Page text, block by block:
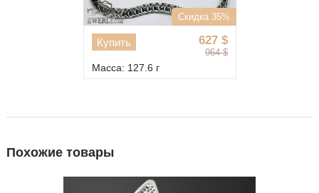
Скидка 35%
627 $
964 $
Купить
Масса: 127.6 г
Похожие товары